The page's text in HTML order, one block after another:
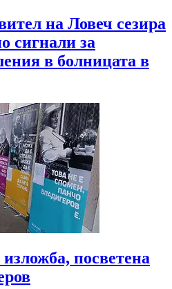
на Ловеч сезира
сигнали за
в болницата в
посветена